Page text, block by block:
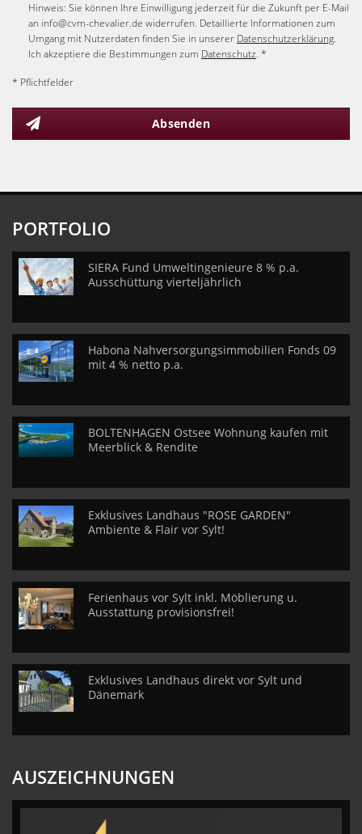
Hinweis: Sie können Ihre Einwilligung jederzeit für die Zukunft per E-Mail
an info@cvm-chevalier.de widerrufen. Detaillierte Informationen zum
Umgang mit Nutzerdaten finden Sie in unserer Datenschutzerklärung.
Ich akzeptiere die Bestimmungen zum Datenschutz. *
* Pflichtfelder
Absenden
PORTFOLIO
SIERA Fund Umweltingenieure 8 % p.a.
Ausschüttung vierteljährlich
Habona Nahversorgungsimmobilien Fonds 09
mit 4 % netto p.a.
BOLTENHAGEN Ostsee Wohnung kaufen mit
Meerblick & Rendite
Exklusives Landhaus "ROSE GARDEN"
Ambiente & Flair vor Sylt!
Ferienhaus vor Sylt inkl. Möblierung u.
Ausstattung provisionsfrei!
Exklusives Landhaus direkt vor Sylt und
Dänemark
AUSZEICHNUNGEN